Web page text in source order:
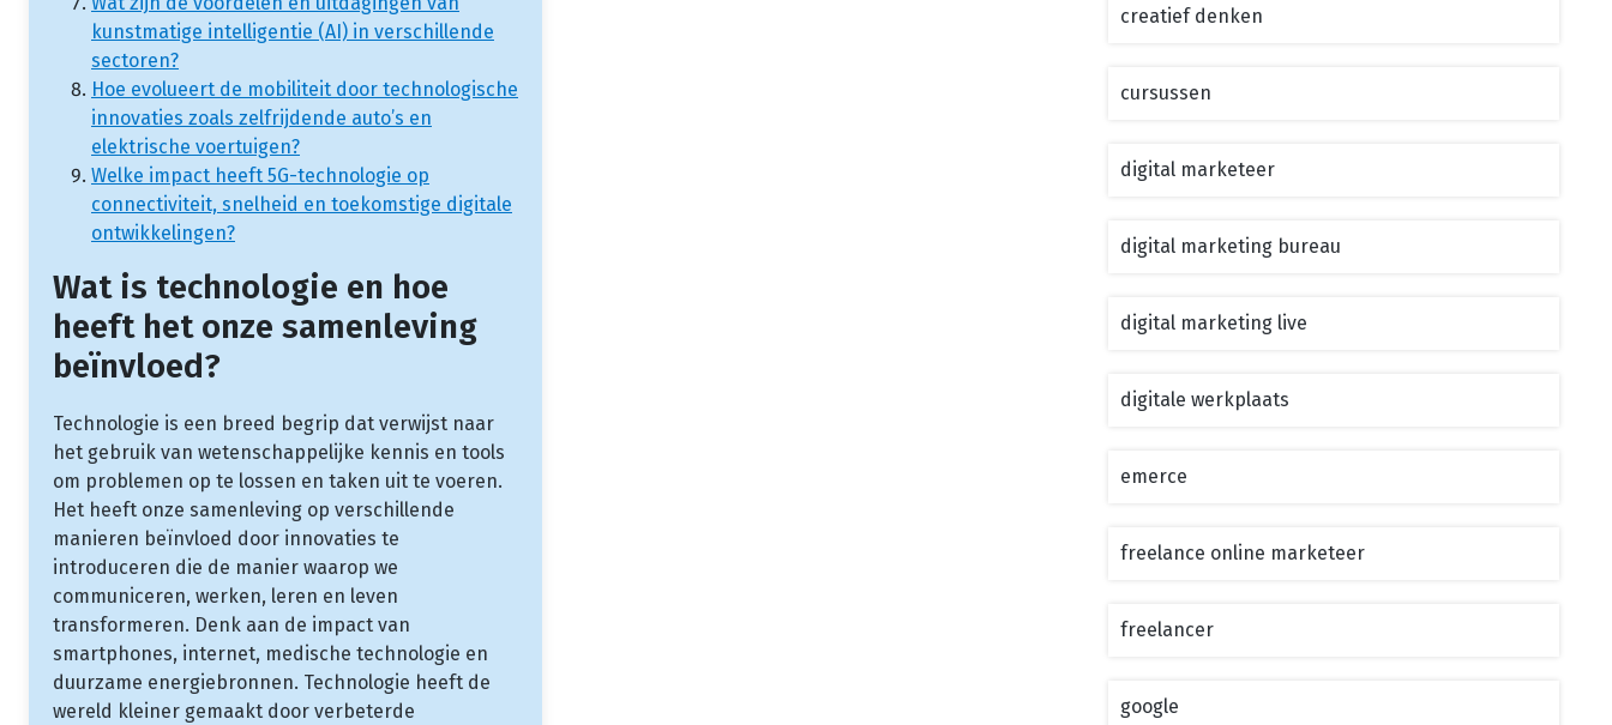
kunstmatige intelligentie (AI) in verschillende
sectoren?
Hoe evolueert de mobiliteit door technologische
innovaties zoals zelfrijdende auto’s en
elektrische voertuigen?
Welke impact heeft 5G-technologie op
connectiviteit, snelheid en toekomstige digitale
ontwikkelingen?
Wat is technologie en hoe
heeft het onze samenleving
beïnvloed?
Technologie is een breed begrip dat verwijst naar
het gebruik van wetenschappelijke kennis en tools
om problemen op te lossen en taken uit te voeren.
Het heeft onze samenleving op verschillende
manieren beïnvloed door innovaties te
introduceren die de manier waarop we
communiceren, werken, leren en leven
transformeren. Denk aan de impact van
smartphones, internet, medische technologie en
duurzame energiebronnen. Technologie heeft de
wereld kleiner gemaakt door verbeterde
creatief denken
cursussen
digital marketeer
digital marketing bureau
digital marketing live
digitale werkplaats
emerce
freelance online marketeer
freelancer
google